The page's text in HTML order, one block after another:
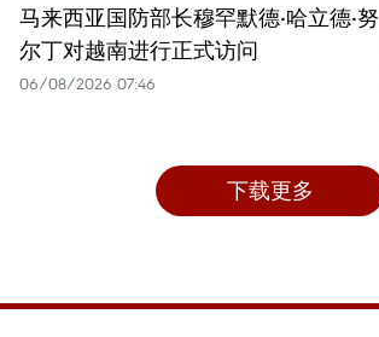
马来西亚国防部长穆罕默德·哈立德·努
尔丁对越南进行正式访问
06/08/2026 07:46
下载更多